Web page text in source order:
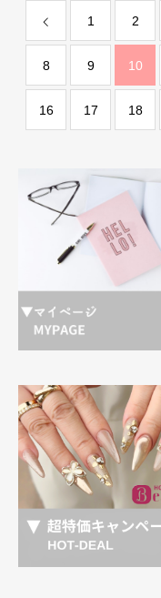
1 2
8 9 10
16 17 18